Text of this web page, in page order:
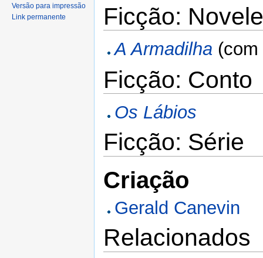
Ficção:
A Armadilha
Ficção: Conto
Os Lábios
Ficção: Série
Criação
Gerald Canevin
Relacionados
Versão para impressão
Link permanente